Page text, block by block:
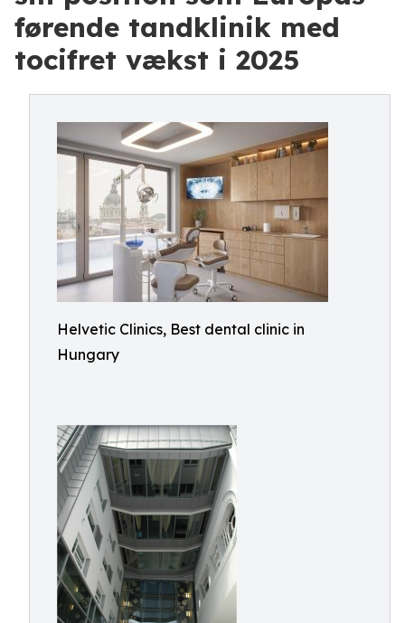
førende tandklinik med
tocifret vækst i 2025
Helvetic Clinics, Best dental clinic in
Hungary